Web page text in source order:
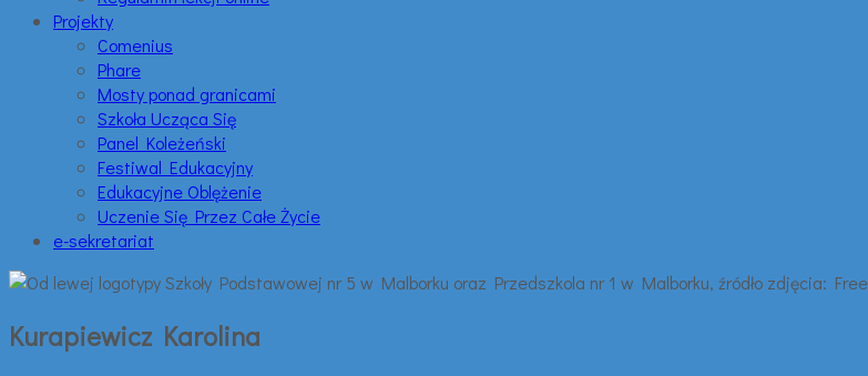
Projekty
Comenius
Phare
Mosty ponad granicami
Szkoła Ucząca Się
Panel Koleżeński
Festiwal Edukacyjny
Edukacyjne Oblężenie
Uczenie Się Przez Całe Życie
e-sekretariat
Kurapiewicz Karolina